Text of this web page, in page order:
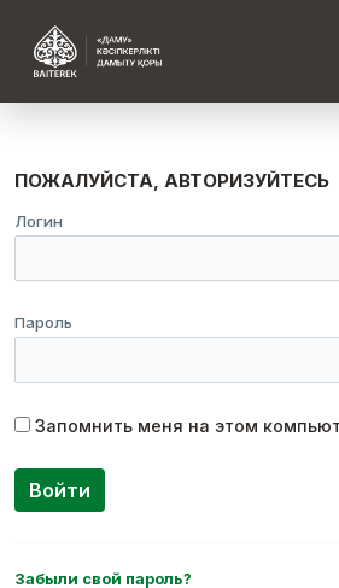
ПОЖАЛУЙСТА, АВТОРИЗУЙТЕСЬ
Логин
Пароль
Запомнить меня на этом
Забыли свой пароль?